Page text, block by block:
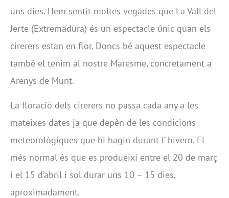
uns dies. Hem sentit moltes vegades que La Vall del
Jerte (Extremadura) és un espectacle únic quan els
cirerers estan en flor. Doncs bé aquest espectacle
també el tenim al nostre Maresme, concretament a
Arenys de Munt.
La floració dels cirerers no passa cada any a les
mateixes dates ja que depèn de les condicions
meteorològiques que hi hagin durant l’ hivern. El
més normal és que es produeixi entre el 20 de març
i el 15 d’abril i sol durar uns 10 – 15 dies,
aproximadament.